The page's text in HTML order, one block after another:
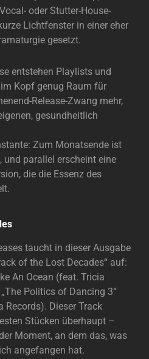
oder Stutter-House-
Lichtfenster in einer eher
gesetzt.
entstehen Playlists und
Kopf genug Raum für
Release-Zwang mehr,
gesundheitlich
Zum Monatsende ist
und parallel erscheint eine
die die Essenz des
taucht in dieser Ausgabe
of the Lost Decades“ auf:
An Ocean (feat. Tricia
Politics of Dancing 3“
Records). Dieser Track
Stücken überhaupt –
Moment, an dem das, was
angefangen hat.